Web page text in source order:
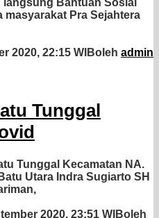
masyarakat Pra Sejahtera
2020, 22:15 WIBoleh admin
Tunggal
Tunggal Kecamatan NA.
Utara Indra Sugiarto SH
2020, 23:51 WIBoleh